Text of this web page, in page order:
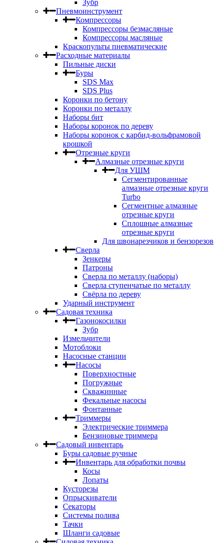
Зубр
Пневмоинструмент
Компрессоры
Компрессоры безмасляные
Компрессоры масляные
Краскопульты пневматические
Расходные материалы
Пильные диски
Буры
SDS Max
SDS Plus
Коронки по бетону
Коронки по металлу
Наборы бит
Наборы коронок по дереву
Наборы коронок с карбид-вольфрамовой
крошкой
Отрезные круги
Алмазные отрезные круги
Для УШМ
Сегментированные
алмазные отрезные круги
Turbo
Сегментные алмазные
отрезные круги
Сплошные алмазные
отрезные круги
Для швонарезчиков и бензорезов
Сверла
Зенкеры
Патроны
Сверла по металлу (наборы)
Сверла ступенчатые по металлу
Свёрла по дереву
Ударный инструмент
Садовая техника
Газонокосилки
Зубр
Измельчители
Мотоблоки
Насосные станции
Насосы
Поверхностные
Погружные
Скважинные
Фекальные насосы
Фонтанные
Триммеры
Электрические триммера
Бензиновые триммера
Садовый инвентарь
Буры садовые ручные
Инвентарь для обработки почвы
Косы
Лопаты
Кусторезы
Опрыскиватели
Секаторы
Системы полива
Тачки
Шланги садовые